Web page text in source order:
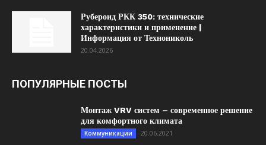
Рубероид РКК 350: технические
характеристики и применение |
Информация от Технониколь
20.04.2026
ПОПУЛЯРНЫЕ ПОСТЫ
Монтаж VRV систем – современное решение
для комфортного климата
Коммуникации 20.06.2021